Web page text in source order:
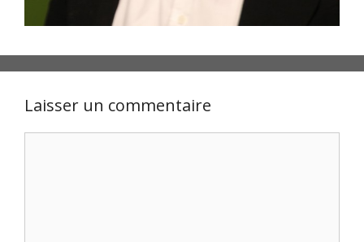
Laisser un commentaire